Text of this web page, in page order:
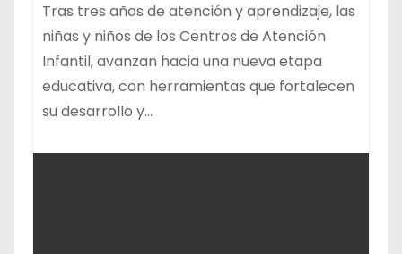
Tras tres años de atención y aprendizaje, las
niñas y niños de los Centros de Atención
Infantil, avanzan hacia una nueva etapa
educativa, con herramientas que fortalecen
su desarrollo y…